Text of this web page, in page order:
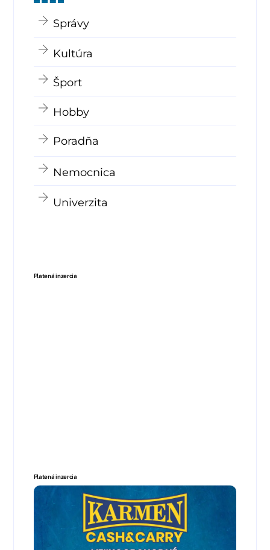
Správy
Kultúra
Šport
Hobby
Poradňa
Nemocnica
Univerzita
Platená inzercia
Platená inzercia